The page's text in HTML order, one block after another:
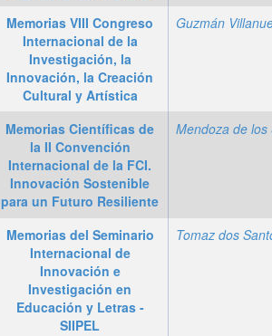
Memorias VIII Congreso
Internacional de la
Investigación, la
Innovación, la Creación
Cultural y Artística
Memorias Científicas de
la II Convención
Internacional de la FCI.
Innovación Sostenible
para un Futuro Resiliente
Memorias del Seminario
Internacional de
Innovación e
Investigación en
Educación y Letras -
SIIPEL